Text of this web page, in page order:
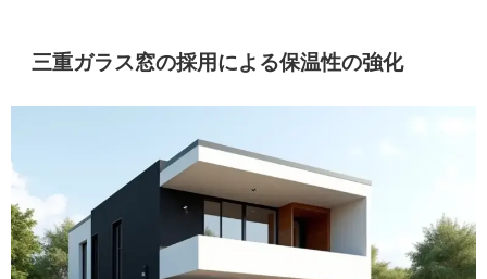
三重ガラス窓の採用による保温性の強化